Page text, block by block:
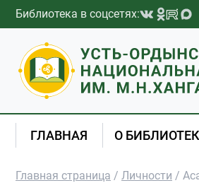
Перейти к содержимому
Библиотека в соцсетях:
ГЛАВНАЯ О
Главная страница / Личности /